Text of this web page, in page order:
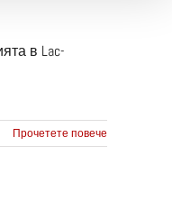
в Lac-
Прочетете повече